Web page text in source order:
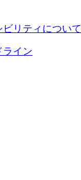
リティについて
ライン